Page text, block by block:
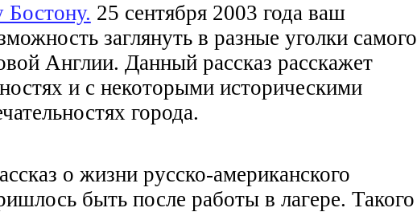
Бостону. 25 сентября 2003 года ваш
заглянуть в разные уголки самого
Англии. Данный рассказ расскажет
и с некоторыми историческими
города.
о жизни русско-американского
быть после работы в лагере. Такого